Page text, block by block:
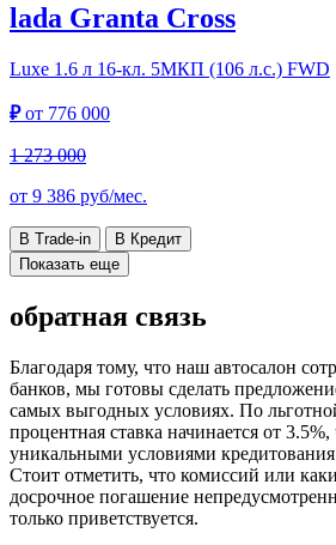
lada Granta Cross
Luxe 1.6 л 16-кл. 5МКП (106 л.с.) FWD
₽от 776 000
1 273 000
от 9 386 руб/мес.
В Trade-in
В Кредит
Показать еще
обратная связь
Благодаря тому, что наш автосалон
банков, мы готовы сделать
самых выгодных условиях. По
процентная ставка начинается от 3.5%,
уникальными условиями
Стоит отметить, что комиссий или
досрочное погашение
только приветствуется.